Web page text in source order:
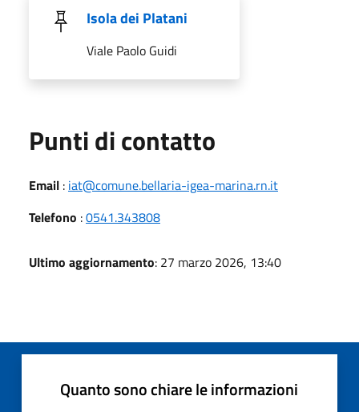
Isola dei Platani
Viale Paolo Guidi
Punti di contatto
Email : iat@comune.bellaria-igea-marina.rn.it
Telefono :0541.343808
Ultimo aggiornamento: 27 marzo 2026, 13:40
Quanto sono chiare le informazioni